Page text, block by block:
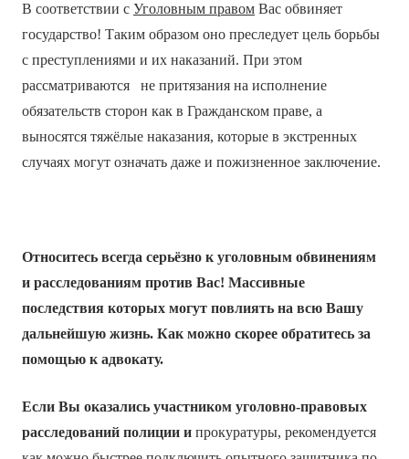
В соответствии с Уголовным правом Вас обвиняет
государство! Таким образом оно преследует цель борьбы
с преступлениями и их наказаний. При этом
рассматриваются не притязания на исполнение
обязательств сторон как в Гражданском праве, а
выносятся тяжёлые наказания, которые в экстренных
случаях могут означать даже и пожизненное заключение.
Относитесь всегда серьёзно к уголовным обвинениям
и расследованиям против Вас! Массивные
последствия которых могут повлиять на всю Вашу
дальнейшую жизнь. Как можно скорее обратитесь за
помощью к адвокату.
Если Вы оказались участником уголовно-правовых
расследований полиции и прокуратуры, рекомендуется